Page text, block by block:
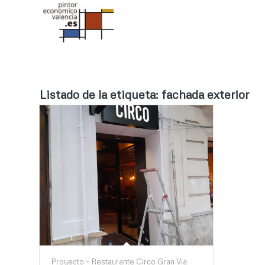
Listado de la etiqueta: fachada exterior
Proyecto – Restaurante Circo Gran Via